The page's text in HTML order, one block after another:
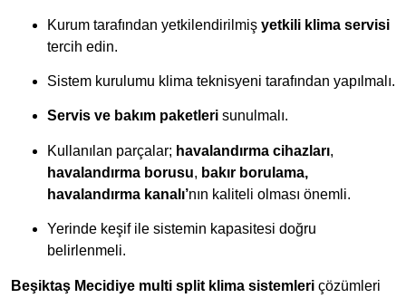
Kurum tarafından yetkilendirilmiş yetkili klima servisi
tercih edin.
Sistem kurulumu klima teknisyeni tarafından yapılmalı.
Servis ve bakım paketleri sunulmalı.
Kullanılan parçalar; havalandırma cihazları,
havalandırma borusu, bakır borulama,
havalandırma kanalı’nın kaliteli olması önemli.
Yerinde keşif ile sistemin kapasitesi doğru
belirlenmeli.
Beşiktaş Mecidiye multi split klima sistemleri çözümleri